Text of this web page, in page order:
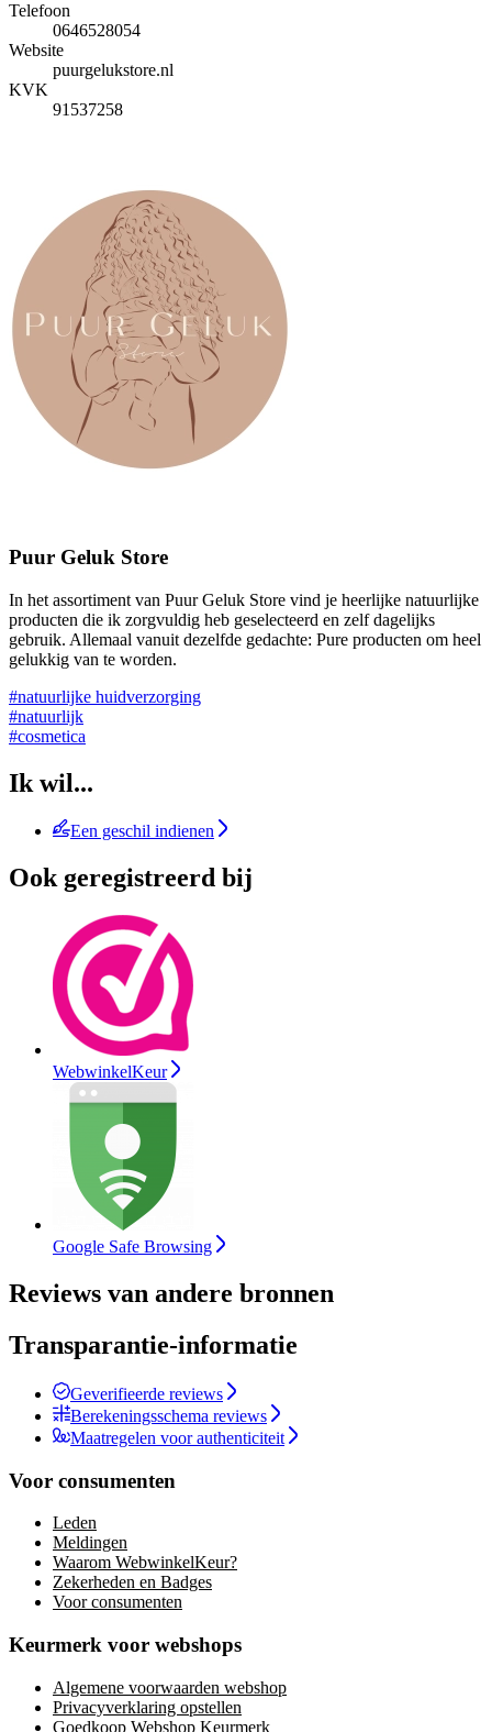
Telefoon
0646528054
Website
puurgelukstore.nl
KVK
91537258
Puur Geluk Store
In het assortiment van Puur Geluk Store vind je heerlijke natuurlijke
producten die ik zorgvuldig heb geselecteerd en zelf dagelijks
gebruik. Allemaal vanuit dezelfde gedachte: Pure producten om heel
gelukkig van te worden.
#natuurlijke huidverzorging
#natuurlijk
#cosmetica
Ik wil...
Een geschil indienen
Ook geregistreerd bij
WebwinkelKeur
Google Safe Browsing
Reviews van andere bronnen
Transparantie-informatie
Geverifieerde reviews
Berekeningsschema reviews
Maatregelen voor authenticiteit
Voor consumenten
Leden
Meldingen
Waarom WebwinkelKeur?
Zekerheden en Badges
Voor consumenten
Keurmerk voor webshops
Algemene voorwaarden webshop
Privacyverklaring opstellen
Goedkoop Webshop Keurmerk